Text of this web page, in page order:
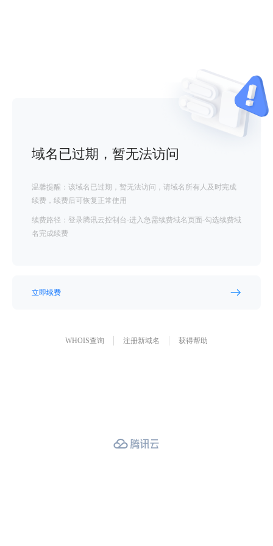
域名已过期，暂无法访问
温馨提醒：该域名已过期，暂无法访问，请域名所有人及时完成
续费，续费后可恢复正常使用
续费路径：登录腾讯云控制台-进入急需续费域名页面-勾选续费域
名完成续费
立即续费
WHOIS查询 注册新域名 获得帮助